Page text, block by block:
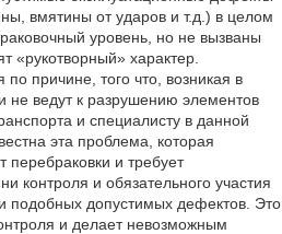
вмятины от ударов и т.д.) в целом
уровень, но не вызваны
«рукотворный» характер.
причине, того что, возникая в
не ведут к разрушению элементов
и специалисту в данной
эта проблема, которая
перебраковки и требует
контроля и обязательного участия
подобных допустимых дефектов. Это
и делает невозможным